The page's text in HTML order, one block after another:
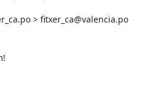
> fitxer_ca@valencia.po